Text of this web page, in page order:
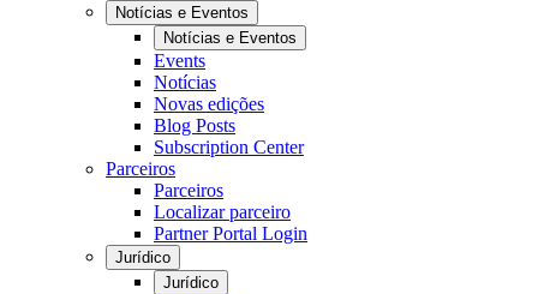
Notícias e Eventos
Notícias e Eventos
Events
Notícias
Novas edições
Blog Posts
Subscription Center
Parceiros
Parceiros
Localizar parceiro
Partner Portal Login
Jurídico
Jurídico